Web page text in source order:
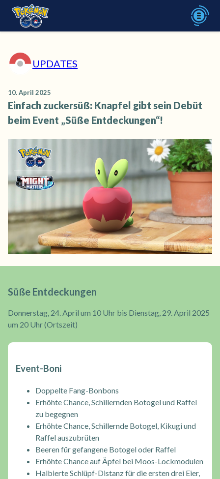
UPDATES
10. April 2025
Einfach zuckersüß: Knapfel gibt sein Debüt
beim Event „Süße Entdeckungen“!
Süße Entdeckungen
Donnerstag, 24. April um 10 Uhr bis Dienstag, 29. April 2025
um 20 Uhr (Ortszeit)
Event-Boni
Doppelte Fang-Bonbons
Erhöhte Chance, Schillernden Botogel und Raffel
zu begegnen
Erhöhte Chance, Schillernde Botogel, Kikugi und
Raffel auszubrüten
Beeren für gefangene Botogel oder Raffel
Erhöhte Chance auf Äpfel bei Moos-Lockmodulen
Halbierte Schlüpf-Distanz für die ersten drei Eier,